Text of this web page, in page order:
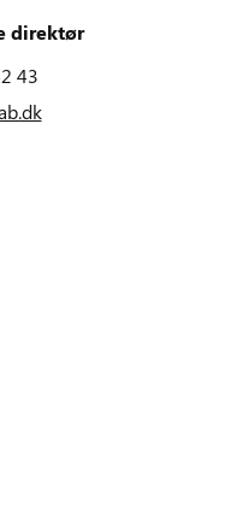
direktør
43